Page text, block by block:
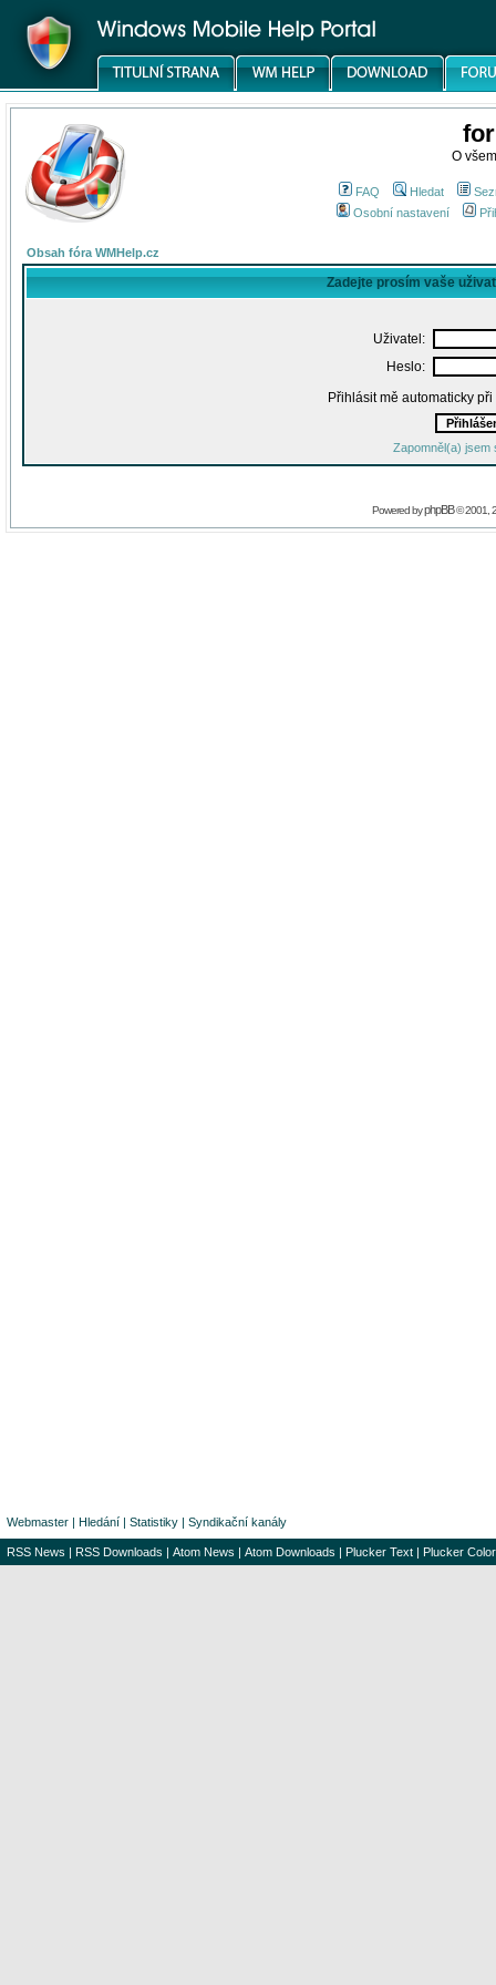
O
FAQ Hledat
Osobní nastavení
Obsah fóra WMHelp.cz
Zadejte prosím vaše
Uživatel:
Heslo:
Přihlásit mě automaticky
Zapomněl(a) jsem
Powered byphpBB© 2001,
Webmaster | Hledání | Statistiky | Syndikační kanály
RSS News | RSS Downloads | Atom News | Atom Downloads | Plucker Text | Plucker Color